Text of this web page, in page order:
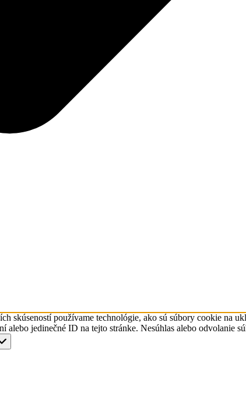
skúseností používame technológie, ako sú súbory cookie na
alebo jedinečné ID na tejto stránke. Nesúhlas alebo odvolanie